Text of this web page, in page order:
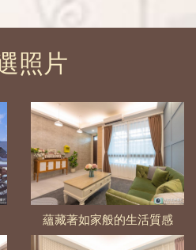
照片
蘊藏著如家般的生活質感